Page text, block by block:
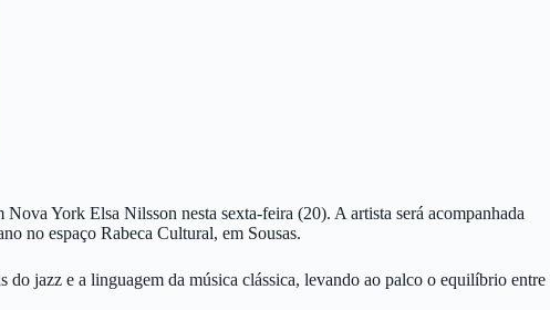
York Elsa Nilsson nesta sexta-feira (20). A artista será acompanhada
no espaço Rabeca Cultural, em Sousas.
jazz e a linguagem da música clássica, levando ao palco o equilíbrio entre